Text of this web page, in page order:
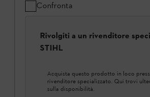
Confronta
Rivolgiti a un rivenditore
STIHL
Acquista questo prodotto in loco
rivenditore specializzato. Qui trovi
sulla disponibilità.